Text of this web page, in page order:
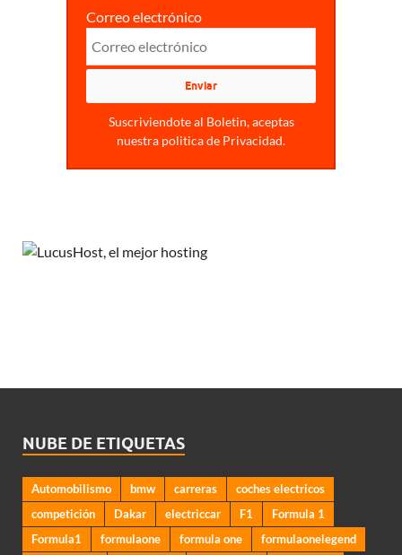
Correo electrónico
Suscriviendote al Boletin, aceptas
nuestra politica de Privacidad.
NUBE DE ETIQUETAS
Automobilismo bmw carreras
coches electricos
competición
Dakar electriccar F1
Formula 1
Formula1
formulaone formula one
formulaonelegend